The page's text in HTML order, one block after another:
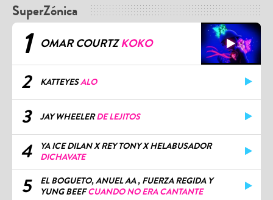
SuperZónica
1 OMAR COURTZKOKO
2 KATTEYESALO
3 JAY WHEELERDE LEJITOS
4
YA ICE DILAN X REY TONY X HELABUSADOR
DICHAVATE
5
EL BOGUETO, ANUEL AA , FUERZA REGIDA Y
YUNG BEEFCUANDO NO ERA CANTANTE